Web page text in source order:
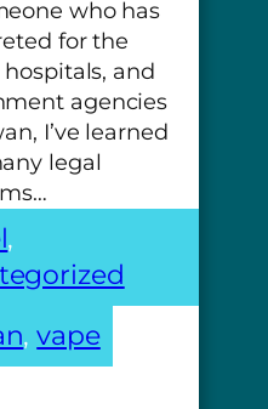
who has
for the
hospitals, and
agencies
I’ve learned
legal
, vape